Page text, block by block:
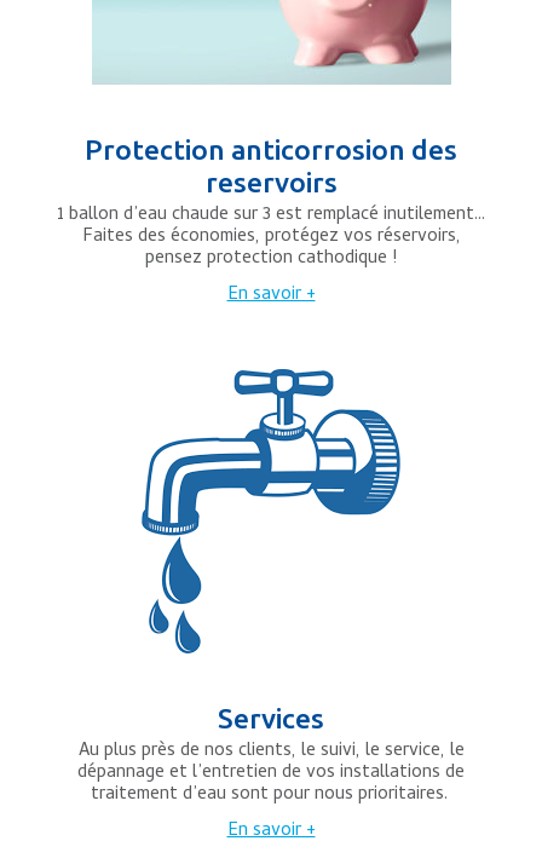
Protection anticorrosion des
reservoirs
1 ballon d’eau chaude sur 3 est remplacé inutilement…
Faites des économies, protégez vos réservoirs,
pensez protection cathodique !
En savoir +
Services
Au plus près de nos clients, le suivi, le service, le
dépannage et l’entretien de vos installations de
traitement d’eau sont pour nous prioritaires.
En savoir +